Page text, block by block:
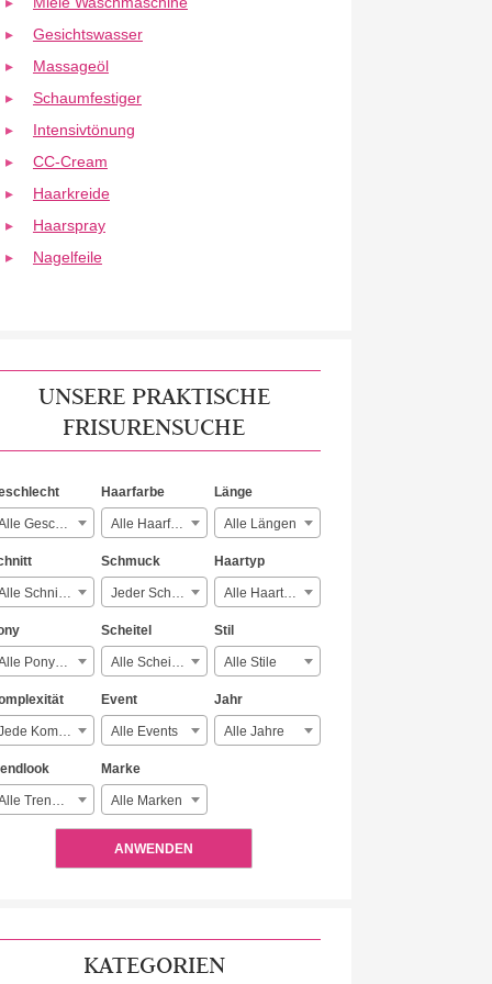
Gesichtswasser
Massageöl
Schaumfestiger
Intensivtönung
CC-Cream
Haarkreide
Haarspray
Nagelfeile
UNSERE PRAKTISCHE
FRISURENSUCHE
Alle Geschlechter
Haarfarbe
Alle Haarfarben
Länge
Alle Längen
Alle Schnitte
Schmuck
Jeder Schmuck
Haartyp
Alle Haartypen
Alle Ponyarten
Scheitel
Alle Scheitelarten
Stil
Alle Stile
Jede Komplexität
Event
Alle Events
Jahr
Alle Jahre
Alle Trendlooks
Marke
Alle Marken
ANWENDEN
KATEGORIEN